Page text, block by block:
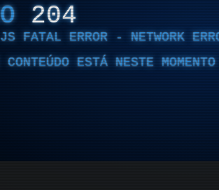
204
FATAL ERROR - NETWORK
CONTEÚDO ESTÁ NESTE